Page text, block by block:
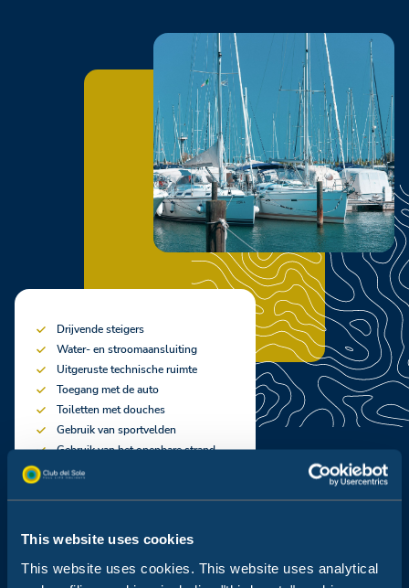
This website uses cookies
This website uses cookies. This website uses analytical
Drijvende steigers
Water- en stroomaansluiting
Uitgeruste technische ruimte
Toegang met de auto
Toiletten met douches
Gebruik van sportvelden
Gebruik van het openbare strand
Kleine Marina